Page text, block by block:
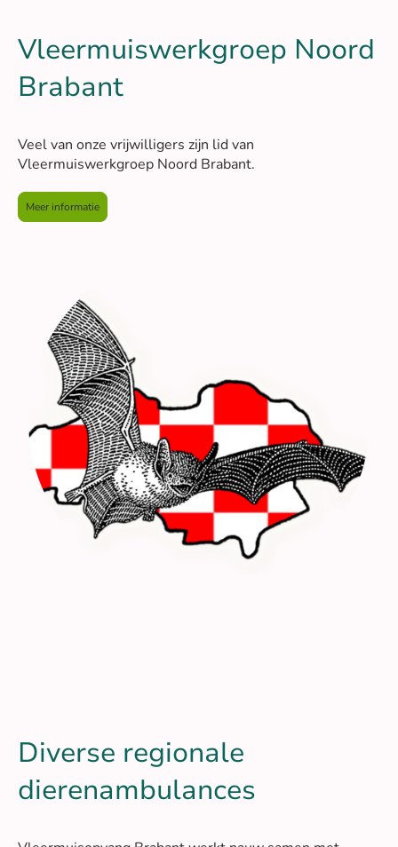
Vleermuiswerkgroep Noord
Brabant
Veel van onze vrijwilligers zijn lid van
Vleermuiswerkgroep Noord Brabant.
Meer informatie
Diverse regionale
dierenambulances